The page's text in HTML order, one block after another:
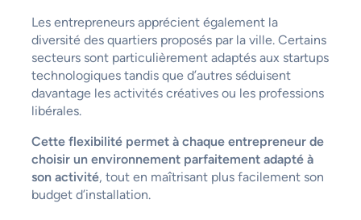
Les entrepreneurs apprécient également la
diversité des quartiers proposés par la ville. Certains
secteurs sont particulièrement adaptés aux startups
technologiques tandis que d’autres séduisent
davantage les activités créatives ou les professions
libérales.
Cette flexibilité permet à chaque entrepreneur de
choisir un environnement parfaitement adapté à
son activité, tout en maîtrisant plus facilement son
budget d’installation.